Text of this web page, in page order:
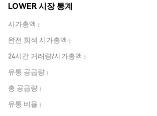
LOWER 시장 통계
시가총액
완전 희석 시가총액
24시간 거래량/시가총액
유통 공급량
총 공급량
유통 비율